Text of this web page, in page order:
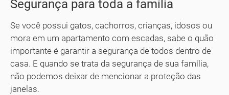
Segurança para toda a família
Se você possui gatos, cachorros, crianças, idosos ou
mora em um apartamento com escadas, sabe o quão
importante é garantir a segurança de todos dentro de
casa. E quando se trata da segurança de sua família,
não podemos deixar de mencionar a proteção das
janelas.